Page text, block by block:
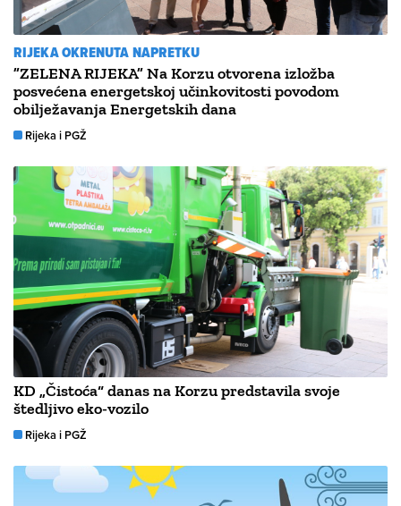
RIJEKA OKRENUTA NAPRETKU
”ZELENA RIJEKA” Na Korzu otvorena izložba
posvećena energetskoj učinkovitosti povodom
obilježavanja Energetskih dana
Rijeka i PGŽ
KD „Čistoća“ danas na Korzu predstavila svoje
štedljivo eko-vozilo
Rijeka i PGŽ